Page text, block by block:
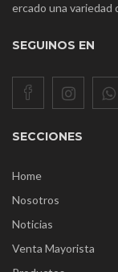
ercado una variedad
SEGUINOS EN
SECCIONES
Home
Nosotros
Noticias
Venta Mayorista